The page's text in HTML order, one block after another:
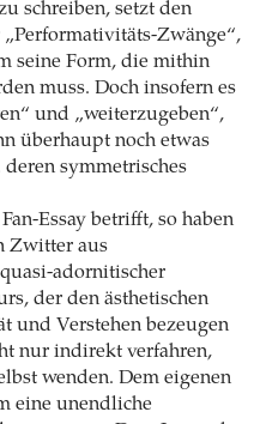
schreiben, setzt den
Zwänge“,
seine Form, die mithin
muss. Doch insofern es
und „weiterzugeben“,
überhaupt noch etwas
symmetrisches
Essay betrifft, so haben
Zwitter aus
adornitischer
der den ästhetischen
und Verstehen bezeugen
nur indirekt verfahren,
wenden. Dem eigenen
eine unendliche